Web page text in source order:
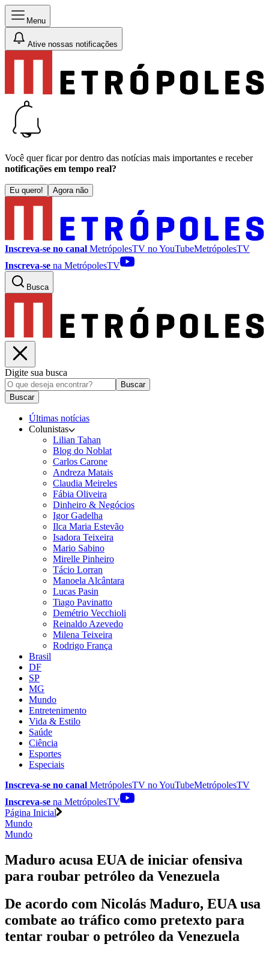
Menu
Ative nossas notificações
Você quer ficar por dentro das notícias mais importantes e receber
notificações em tempo real?
Eu quero! Agora não
Inscreva-se no canal MetrópolesTV noYouTubeMetrópolesTV
Inscreva-se na MetrópolesTV
Busca
Digite sua busca
Buscar
Buscar
Últimas notícias
Colunistas
Lilian Tahan
Blog do Noblat
Carlos Carone
Andreza Matais
Claudia Meireles
Fábia Oliveira
Dinheiro & Negócios
Igor Gadelha
Ilca Maria Estevão
Isadora Teixeira
Mario Sabino
Mirelle Pinheiro
Tácio Lorran
Manoela Alcântara
Lucas Pasin
Tiago Pavinatto
Demétrio Vecchioli
Reinaldo Azevedo
Milena Teixeira
Rodrigo França
Brasil
DF
SP
MG
Mundo
Entretenimento
Vida & Estilo
Saúde
Ciência
Esportes
Especiais
Inscreva-se no canal MetrópolesTV noYouTubeMetrópolesTV
Inscreva-se na MetrópolesTV
Página Inicial
Mundo
Mundo
Maduro acusa EUA de iniciar ofensiva
para roubar petróleo da Venezuela
De acordo com Nicolás Maduro, EUA usa
combate ao tráfico como pretexto para
tentar roubar o petróleo da Venezuela